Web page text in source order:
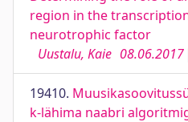
region in the
neurotrophic factor
Uustalu, Kaie 08.06.2017
19410.
k-lähima naabri